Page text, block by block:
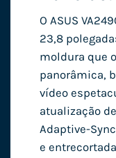
O ASUS
23,8
moldura que
panorâmica,
vídeo
atualização
Adaptive-
e